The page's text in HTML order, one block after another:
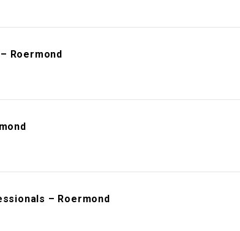
Roermond
– Roermond